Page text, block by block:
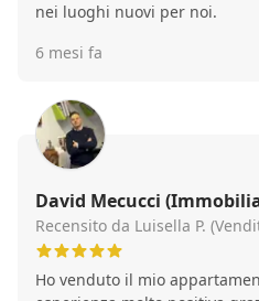
nei luoghi nuovi per noi.
6 mesi fa
David Mecucci
Recensito da Luisella P.
Ho venduto il mio